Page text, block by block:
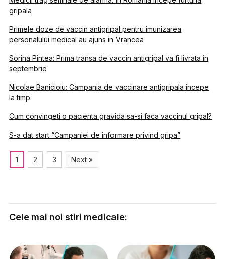
gripala
Primele doze de vaccin antigripal pentru imunizarea
personalului medical au ajuns in Vrancea
Sorina Pintea: Prima transa de vaccin antigripal va fi livrata in
septembrie
Nicolae Banicioiu: Campania de vaccinare antigripala incepe
la timp
Cum convingeti o pacienta gravida sa-si faca vaccinul gripal?
S-a dat start “Campaniei de informare privind gripa”
1 2 3 Next »
Cele mai noi stiri medicale: